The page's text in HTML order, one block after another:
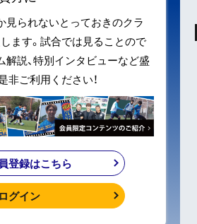
見られないとっておきのクラ
ます。試合では見ることので
解説、特別インタビューなど盛
非ご利用ください！
登録はこちら
ログイン